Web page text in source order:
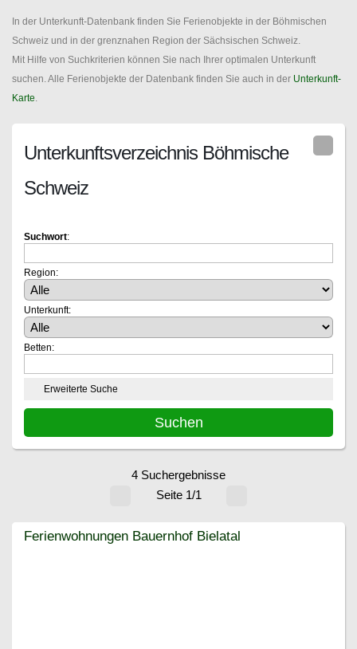
In der Unterkunft-Datenbank finden Sie Ferienobjekte in der Böhmischen
Schweiz und in der grenznahen Region der Sächsischen Schweiz.
Mit Hilfe von Suchkriterien können Sie nach Ihrer optimalen Unterkunft
suchen. Alle Ferienobjekte der Datenbank finden Sie auch in der Unterkunft-
Karte.
Unterkunftsverzeichnis Böhmische
Schweiz
Suchwort:
Region:
Unterkunft:
Betten:
Erweiterte Suche
4 Suchergebnisse
Seite 1/1
Ferienwohnungen Bauernhof Bielatal
Ferienwohnungen Bauernhof Bielatal